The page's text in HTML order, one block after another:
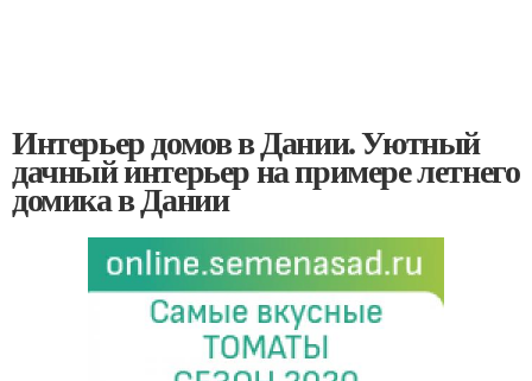
Интерьер домов в Дании. Уютный
дачный интерьер на примере летнего
домика в Дании